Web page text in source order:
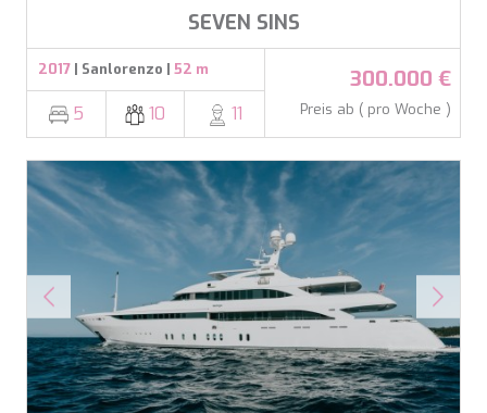
SEVEN SINS
2017 | Sanlorenzo | 52 m
5 10 11
300.000 €
Preis ab ( pro Woche )